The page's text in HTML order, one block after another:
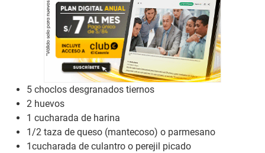
5 choclos desgranados tiernos
2 huevos
1 cucharada de harina
1/2 taza de queso (mantecoso) o parmesano
1cucharada de culantro o perejil picado